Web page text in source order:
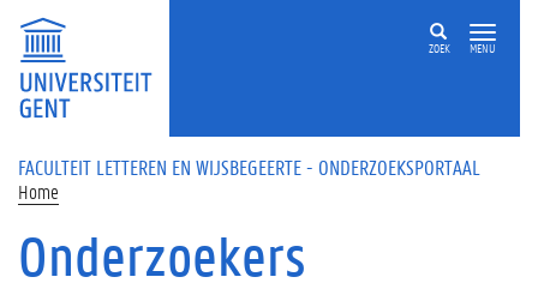
Overslaan en naar de inhoud gaan
ZOEK MENU
FACULTEIT LETTEREN EN WIJSBEGEERTE - ONDERZOEKSPORTAAL
Home
Onderzoekers